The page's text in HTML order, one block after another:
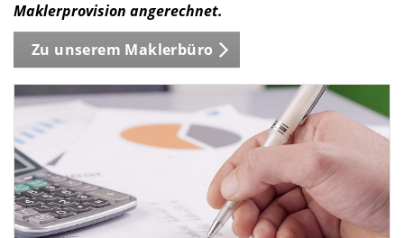
Maklerprovision angerechnet.
Zu unserem Maklerbüro